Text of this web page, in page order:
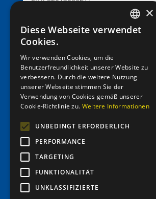
Fil.: Rennweg 42, 39012 Meran/o
IBAN: IT39C0811258591000303200680
SWIFT-BIC: RZSBIT21101
office@entenrennen.it
GERMAN
×
Diese Webseite verwendet
Cookies.
Wir verwenden Cookies, um die
Benutzerfreundlichkeit unserer Website zu
verbessern. Durch die weitere Nutzung
unserer Webseite stimmen Sie der
Verwendung von Cookies gemäß unserer
Cookie-Richtlinie zu. Weitere Informationen
UNBEDINGT ERFORDERLICH
PERFORMANCE
TARGETING
FUNKTIONALITÄT
UNKLASSIFIZIERTE